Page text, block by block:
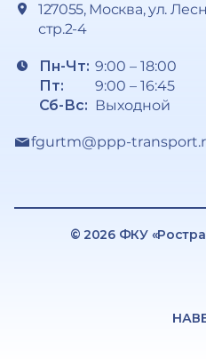
127055, Москва, ул.
стр.2-4
Пн-Чт:
Пт:
Сб-Вс:
9:00 – 18:00
9:00 – 16:45
Выходной
fgurtm@ppp-
© 2026 ФКУ